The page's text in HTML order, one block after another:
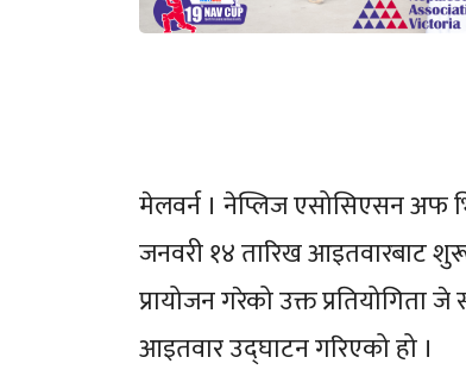
मेलवर्न । नेप्लिज एसोसिएसन अफ
जनवरी १४ तारिख आइतवारबाट
प्रायोजन गरेको उक्त प्रतियोगिता
आइतवार उद्घाटन गरिएको हो ।